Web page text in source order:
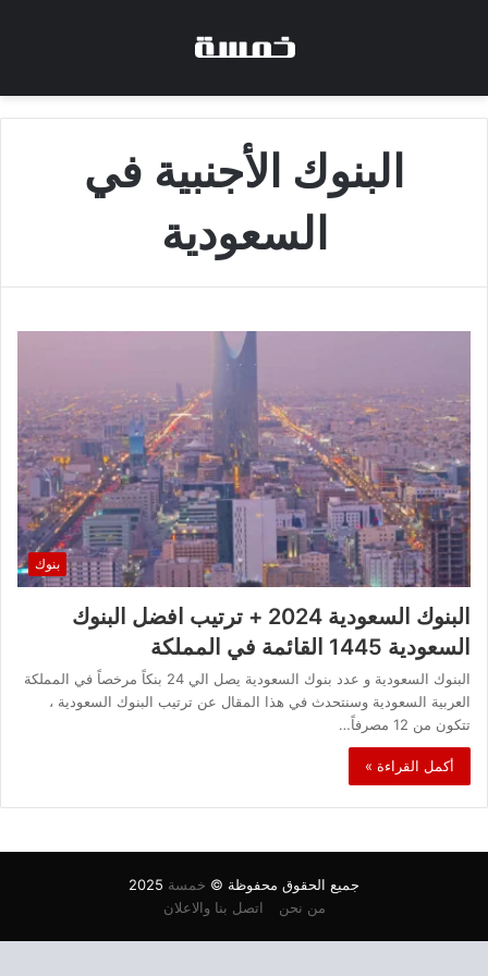
البنوك الأجنبية في
السعودية
بنوك
البنوك السعودية 2024 + ترتيب افضل البنوك
السعودية 1445 القائمة في المملكة
البنوك السعودية و عدد بنوك السعودية يصل الي 24 بنكاً مرخصاً في المملكة
العربية السعودية وسنتحدث في هذا المقال عن ترتيب البنوك السعودية ،
تتكون من 12 مصرفاً…
أكمل القراءة »
جميع الحقوق محفوظة © خمسة
من نحن
اتصل بنا والاعلان